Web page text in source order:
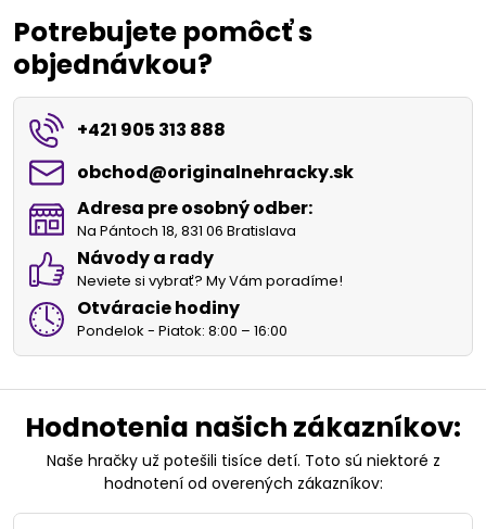
Potrebujete pomôcť s
objednávkou?
+421 905 313 888
obchod​@originalnehracky​.sk
Adresa pre osobný odber:
Na Pántoch 18, 831 06 Bratislava
Návody a rady
Neviete si vybrať? My Vám poradíme!
Otváracie hodiny
Pondelok - Piatok: 8:00 – 16:00
Hodnotenia našich zákazníkov:
Naše hračky už potešili tisíce detí. Toto sú niektoré z
hodnotení od overených zákazníkov: